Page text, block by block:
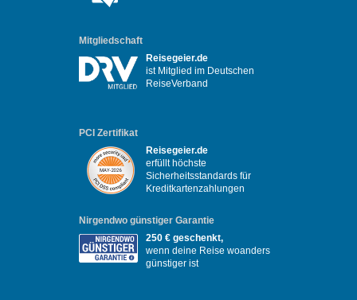
Mitgliedschaft
Reisegeier.de
ist Mitglied im Deutschen
ReiseVerband
PCI Zertifikat
Reisegeier.de
erfüllt höchste
Sicherheitsstandards für
Kreditkartenzahlungen
Nirgendwo günstiger Garantie
250 € geschenkt,
wenn deine Reise woanders
günstiger ist